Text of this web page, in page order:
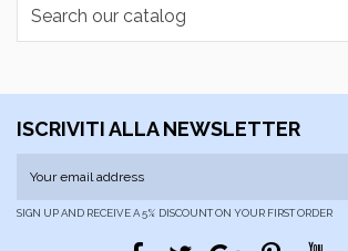
ISCRIVITI ALLA NEWSLETTER
SIGN UP AND RECEIVE A 5% DISCOUNT ON YOUR FIRST ORDER